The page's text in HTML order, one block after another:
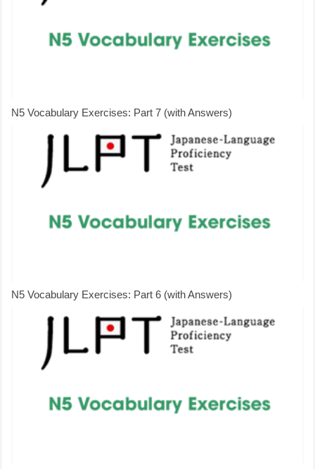
N5 Vocabulary Exercises: Part 7 (with Answers)
N5 Vocabulary Exercises: Part 6 (with Answers)